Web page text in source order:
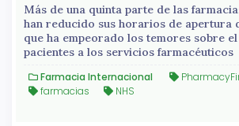
Más de una quinta parte de las
han reducido sus horarios de apertura
que ha empeorado los temores sobre
pacientes a los servicios farmacéuticos
Farmacia Internacional
farmacias
NHS